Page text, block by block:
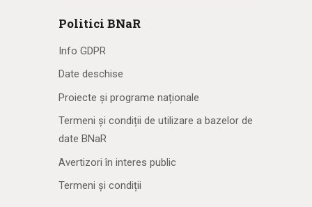
Politici BNaR
Info GDPR
Date deschise
Proiecte și programe naționale
Termeni și condiții de utilizare a bazelor de
date BNaR
Avertizori în interes public
Termeni și condiții